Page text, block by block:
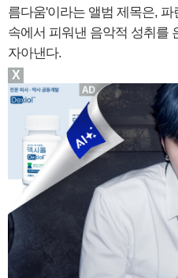
름다움'이라는 앨범 제목은,
속에서 피워낸 음악적 성취를
자아낸다.
X